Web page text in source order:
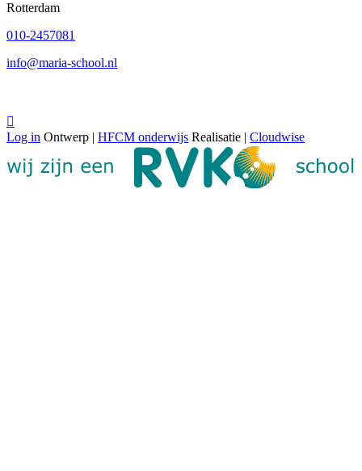
Rotterdam
010-2457081
info@maria-school.nl

Log in Ontwerp | HFCM onderwijs Realisatie | Cloudwise